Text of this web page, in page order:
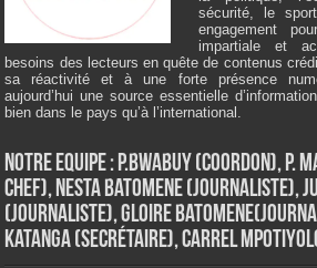
sécurité, le
engagement
impartiale et
besoins des lecteurs en quête de contenus
sa réactivité et à une forte présence
aujourd’hui une source essentielle
bien dans le pays qu’à l’international.
Notre Equipe : P.Bwabuy (Coordon), P.
Chef), Nesta Batomene (Journaliste),
(Journaliste), Gloire
Katanga (Secrétaire), Carrel